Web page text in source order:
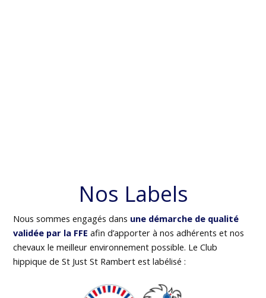
Nos Labels
Nous sommes engagés dans une démarche de qualité
validée par la FFE afin d’apporter à nos adhérents et nos
chevaux le meilleur environnement possible. Le Club
hippique de St Just St Rambert est labélisé :